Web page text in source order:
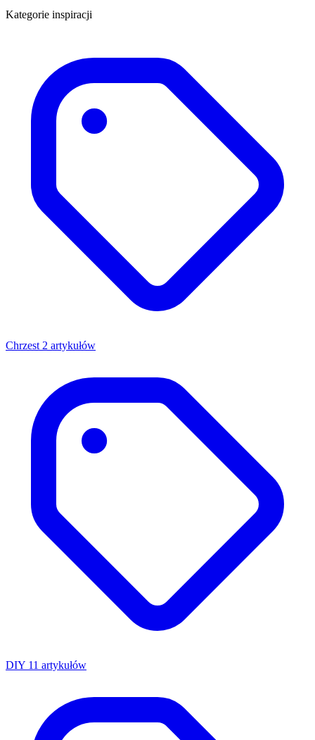
Kategorie inspiracji
Chrzest 2 artykułów
DIY 11 artykułów